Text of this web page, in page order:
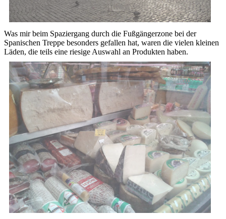
Was mir beim Spaziergang durch die Fußgängerzone bei der
Spanischen Treppe besonders gefallen hat, waren die vielen kleinen
Läden, die teils eine riesige Auswahl an Produkten haben.